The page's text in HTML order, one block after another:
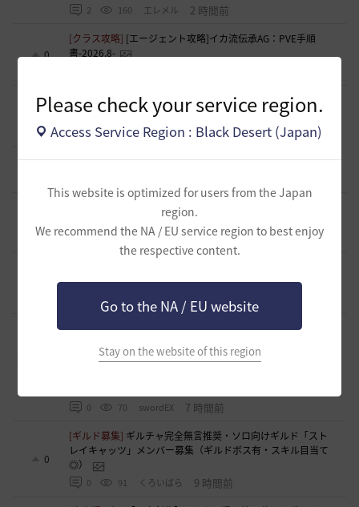
Please check your service region.
Access Service Region : Black Desert (Japan)
This website is optimized for users from the Japan
region.
We recommend the NA / EU service region to best enjoy
the respective content.
Go to the NA / EU website
Stay on the website of this region
2 160 エレメル 2 時間前
0
[クラス攻略] [エージェント攻略]イカ流伝承AG：PVE手順
書-2026.8-
0
[ギルド募集]2024年7月にトリニティで起きた事を風化させ
ない為の仲間を募集しています!
0 39 シャイミン-日本 3 時間前
[スクリーンショット／映像]古巣の桟橋でおすまし
エダナの王位戦 裏テクニック や所感など
0 349 エレメル 5 時間前
大募集！！
88 ハッピーエンド 5 時間前
[ギルド募集]【TrueWinter】ギルドメンバー募集
81 倉葉 7 時間前
0 70 swordEX 7 時間前
0
[ギルド募集] ギルチャ完全無言推奨・ソロ向けギルド「スト
レイキャッツ」メンバー募集（ギルドボス有・スキル目当て
◎）
0 91 くろいばら 9 時間前